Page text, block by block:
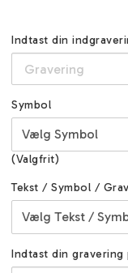
Indtast din
Symbol
(Valgfrit)
Tekst / Symbol /
Indtast din